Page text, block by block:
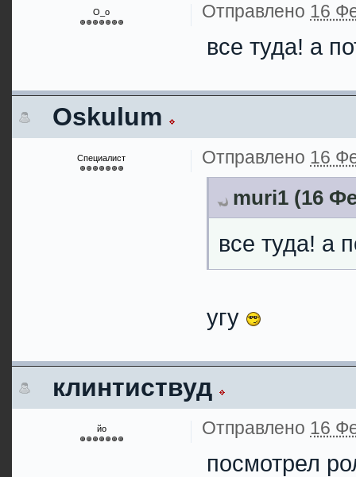
О_о Отправлено 16
все туда! а
Oskulum
Специалист Отправлено 16
muri1 (16
все туда! а
угу
клинтиствуд
йо Отправлено 16
посмотрел